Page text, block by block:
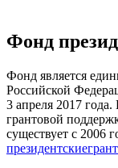
Фонд
Фонд является
Российской
3 апреля 2017
грантовой
существует с 2006